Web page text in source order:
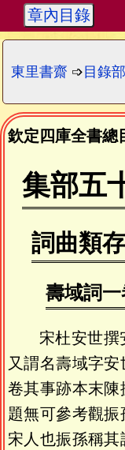
章內目錄
東里書齋 ➩目錄部
欽定四庫全書總
集部五
詞曲類
壽域詞一
宋杜安世撰
又謂名壽域字
卷其事跡本末
題無可參考觀
宋人也振孫稱